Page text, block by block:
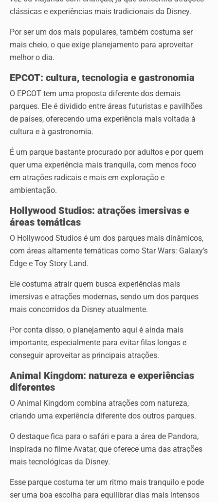
clássicas e experiências mais tradicionais da Disney.
Por ser um dos mais populares, também costuma ser
mais cheio, o que exige planejamento para aproveitar
melhor o dia.
EPCOT: cultura, tecnologia e gastronomia
O EPCOT tem uma proposta diferente dos demais
parques. Ele é dividido entre áreas futuristas e pavilhões
de países, oferecendo uma experiência mais voltada à
cultura e à gastronomia.
É um parque bastante procurado por adultos e por quem
quer uma experiência mais tranquila, com menos foco
em atrações radicais e mais em exploração e
ambientação.
Hollywood Studios: atrações imersivas e
áreas temáticas
O Hollywood Studios é um dos parques mais dinâmicos,
com áreas altamente temáticas como Star Wars: Galaxy’s
Edge e Toy Story Land.
Ele costuma atrair quem busca experiências mais
imersivas e atrações modernas, sendo um dos parques
mais concorridos da Disney atualmente.
Por conta disso, o planejamento aqui é ainda mais
importante, especialmente para evitar filas longas e
conseguir aproveitar as principais atrações.
Animal Kingdom: natureza e experiências
diferentes
O Animal Kingdom combina atrações com natureza,
criando uma experiência diferente dos outros parques.
O destaque fica para o safári e para a área de Pandora,
inspirada no filme Avatar, que oferece uma das atrações
mais tecnológicas da Disney.
Esse parque costuma ter um ritmo mais tranquilo e pode
ser uma boa escolha para equilibrar dias mais intensos